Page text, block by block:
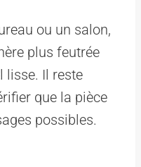
ou un salon,
plus feutrée
lisse. Il reste
que la pièce
possibles.